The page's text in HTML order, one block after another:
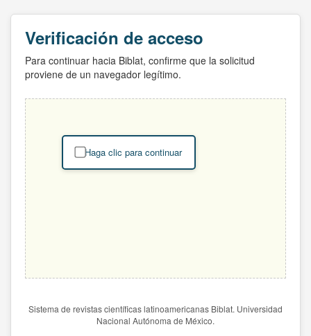
Verificación de acceso
Para continuar hacia Biblat, confirme que la solicitud
proviene de un navegador legítimo.
Haga clic para continuar
Sistema de revistas científicas latinoamericanas Biblat. Universidad
Nacional Autónoma de México.